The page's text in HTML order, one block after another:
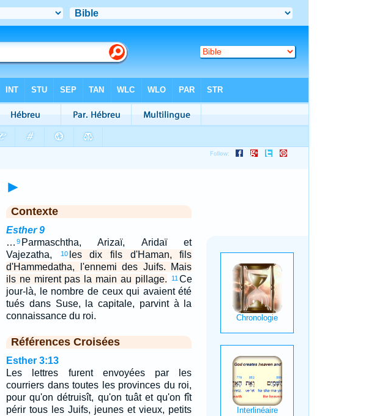
►
Contexte
Esther 9
… 9 Parmaschtha, Arizaï, Aridaï et
Vajezatha,
10 les dix fils d'Haman, fils
d'Hammedatha, l'ennemi des Juifs. Mais
ils ne mirent pas la main au pillage.
11 Ce
jour-là, le nombre de ceux qui avaient été
tués dans Suse, la capitale, parvint à la
connaissance du roi.
Références Croisées
Esther 3:13
Les lettres furent envoyées par les
courriers dans toutes les provinces du roi,
pour qu'on détruisît, qu'on tuât et qu'on fît
périr tous les Juifs, jeunes et vieux, petits